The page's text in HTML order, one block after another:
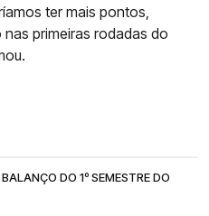
ter mais pontos,
primeiras rodadas do
DO 1º SEMESTRE DO